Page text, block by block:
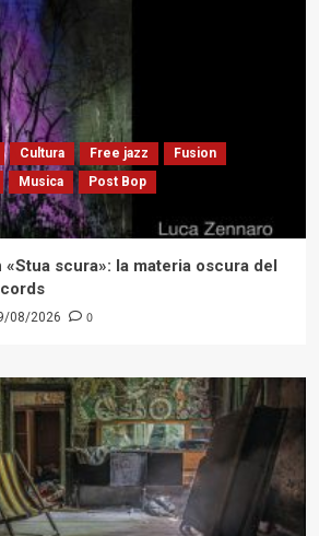
Cultura Free jazz
Fusion
Musica
Post Bop
scura»: la materia oscura del
08/2026 0